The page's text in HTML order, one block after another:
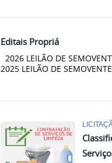
Editais Propriá
2026 LEILÃO DE
2025 LEILÃO DE